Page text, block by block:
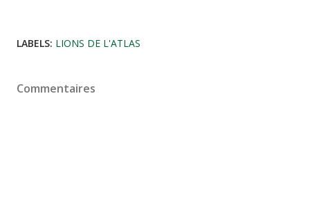
LABELS: LIONS DE L'ATLAS
Commentaires